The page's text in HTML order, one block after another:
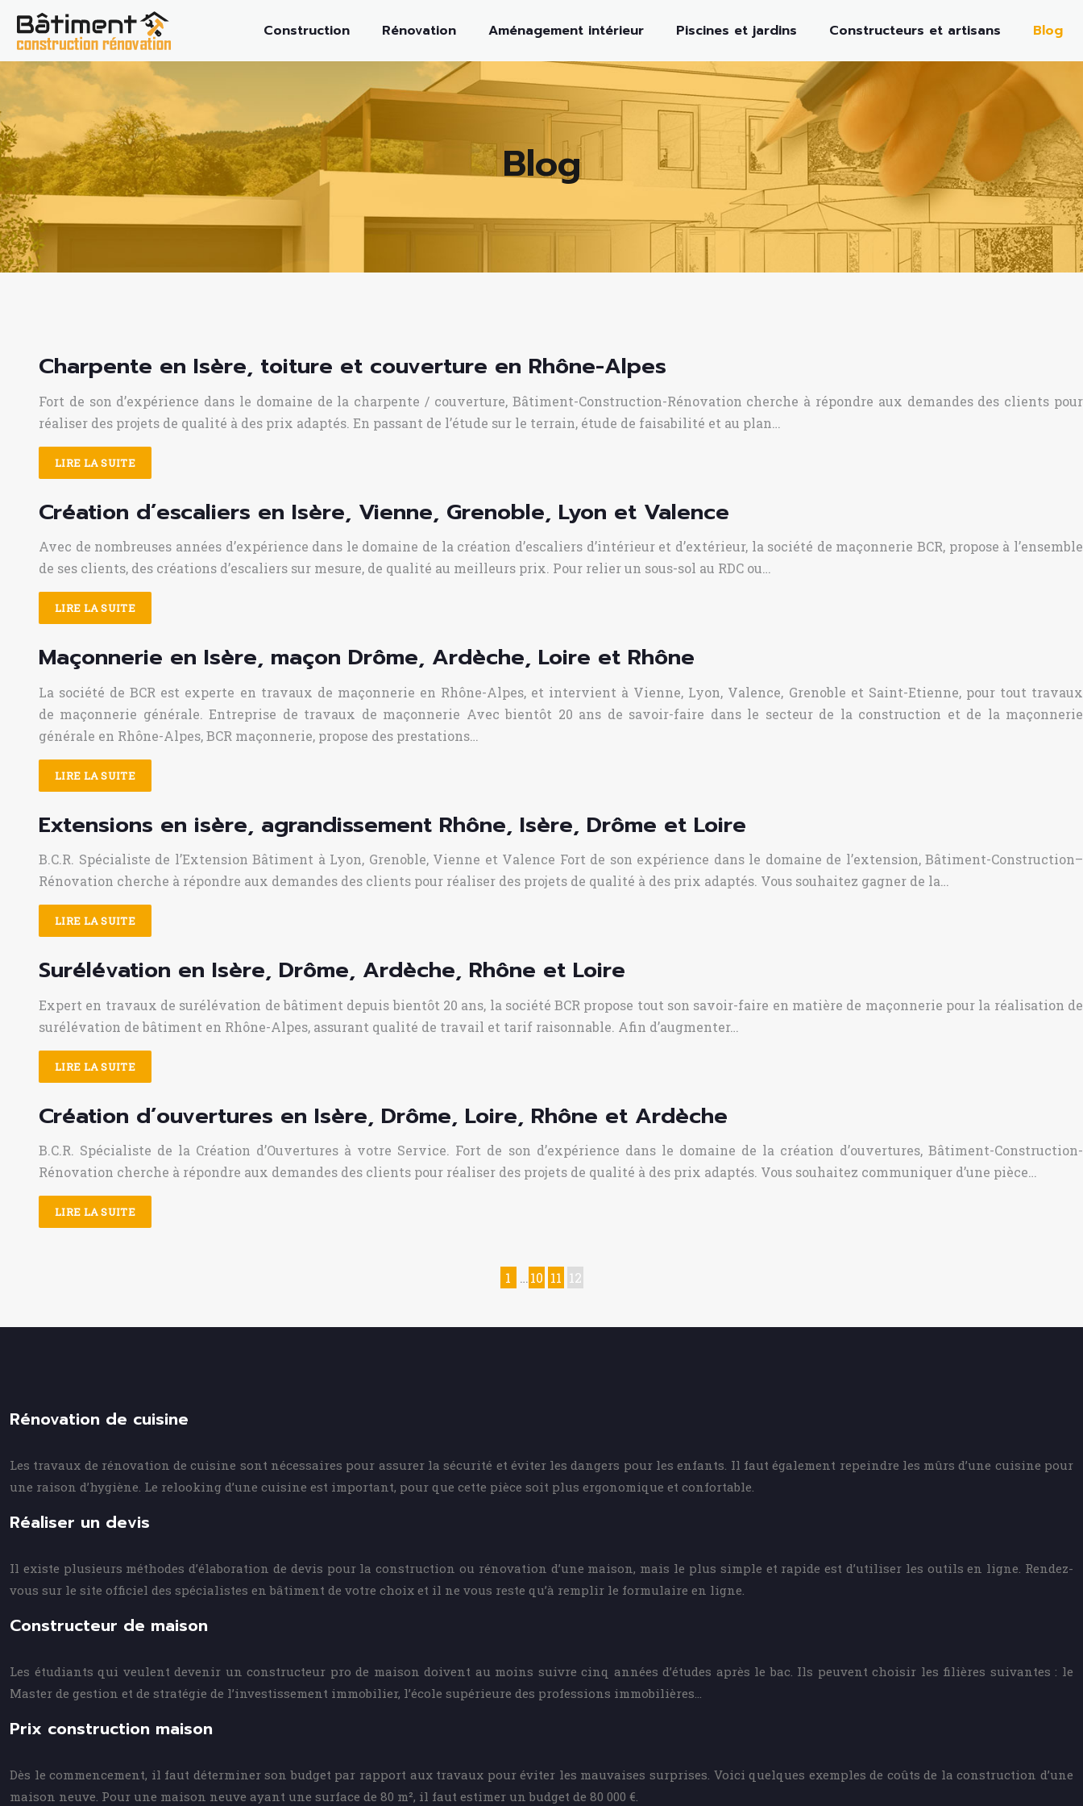
Construction Rénovation Aménagement intérieur Piscines et jardins Constructeurs et artisans Blog
Blog
Charpente en Isère, toiture et couverture en Rhône-Alpes
Fort de son d’expérience dans le domaine de la charpente / couverture, Bâtiment-Construction-Rénovation cherche à répondre aux demandes des clients pour
réaliser des projets de qualité à des prix adaptés. En passant de l’étude sur le terrain, étude de faisabilité et au plan…
LIRE LA SUITE
Création d’escaliers en Isère, Vienne, Grenoble, Lyon et Valence
Avec de nombreuses années d’expérience dans le domaine de la création d’escaliers d’intérieur et d’extérieur, la société de maçonnerie BCR, propose à l’ensemble
de ses clients, des créations d’escaliers sur mesure, de qualité au meilleurs prix. Pour relier un sous-sol au RDC ou…
LIRE LA SUITE
Maçonnerie en Isère, maçon Drôme, Ardèche, Loire et Rhône
La société de BCR est experte en travaux de maçonnerie en Rhône-Alpes, et intervient à Vienne, Lyon, Valence, Grenoble et Saint-Etienne, pour tout travaux
de maçonnerie générale. Entreprise de travaux de maçonnerie Avec bientôt 20 ans de savoir-faire dans le secteur de la construction et de la maçonnerie
générale en Rhône-Alpes, BCR maçonnerie, propose des prestations…
LIRE LA SUITE
Extensions en isère, agrandissement Rhône, Isère, Drôme et Loire
B.C.R. Spécialiste de l’Extension Bâtiment à Lyon, Grenoble, Vienne et Valence Fort de son expérience dans le domaine de l’extension, Bâtiment-Construction–
Rénovation cherche à répondre aux demandes des clients pour réaliser des projets de qualité à des prix adaptés. Vous souhaitez gagner de la…
LIRE LA SUITE
Surélévation en Isère, Drôme, Ardèche, Rhône et Loire
Expert en travaux de surélévation de bâtiment depuis bientôt 20 ans, la société BCR propose tout son savoir-faire en matière de maçonnerie pour la réalisation de
surélévation de bâtiment en Rhône-Alpes, assurant qualité de travail et tarif raisonnable. Afin d’augmenter…
LIRE LA SUITE
Création d’ouvertures en Isère, Drôme, Loire, Rhône et Ardèche
B.C.R. Spécialiste de la Création d’Ouvertures à votre Service. Fort de son d’expérience dans le domaine de la création d’ouvertures, Bâtiment-Construction-
Rénovation cherche à répondre aux demandes des clients pour réaliser des projets de qualité à des prix adaptés. Vous souhaitez communiquer d’une pièce…
LIRE LA SUITE
1 … 10 11 12
Rénovation de cuisine
Les travaux de rénovation de cuisine sont nécessaires pour assurer la sécurité et éviter les dangers pour les enfants. Il faut également repeindre les mûrs d’une cuisine pour
une raison d’hygiène. Le relooking d’une cuisine est important, pour que cette pièce soit plus ergonomique et confortable.
Réaliser un devis
Il existe plusieurs méthodes d’élaboration de devis pour la construction ou rénovation d’une maison, mais le plus simple et rapide est d’utiliser les outils en ligne. Rendez-
vous sur le site officiel des spécialistes en bâtiment de votre choix et il ne vous reste qu’à remplir le formulaire en ligne.
Constructeur de maison
Les étudiants qui veulent devenir un constructeur pro de maison doivent au moins suivre cinq années d’études après le bac. Ils peuvent choisir les filières suivantes : le
Master de gestion et de stratégie de l’investissement immobilier, l’école supérieure des professions immobilières…
Prix construction maison
Dès le commencement, il faut déterminer son budget par rapport aux travaux pour éviter les mauvaises surprises. Voici quelques exemples de coûts de la construction d’une
maison neuve. Pour une maison neuve ayant une surface de 80 m², il faut estimer un budget de 80 000 €.